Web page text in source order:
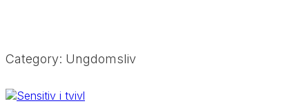
Category: Ungdomsliv